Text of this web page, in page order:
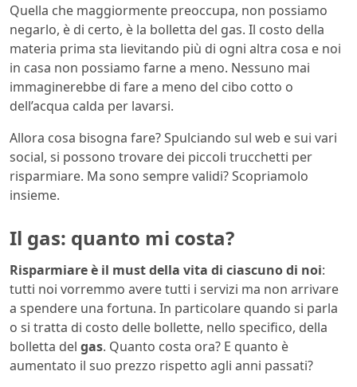
Quella che maggiormente preoccupa, non possiamo
negarlo, è di certo, è la bolletta del gas. Il costo della
materia prima sta lievitando più di ogni altra cosa e noi
in casa non possiamo farne a meno. Nessuno mai
immaginerebbe di fare a meno del cibo cotto o
dell’acqua calda per lavarsi.
Allora cosa bisogna fare? Spulciando sul web e sui vari
social, si possono trovare dei piccoli trucchetti per
risparmiare. Ma sono sempre validi? Scopriamolo
insieme.
Il gas: quanto mi costa?
Risparmiare è il must della vita di ciascuno di noi:
tutti noi vorremmo avere tutti i servizi ma non arrivare
a spendere una fortuna. In particolare quando si parla
o si tratta di costo delle bollette, nello specifico, della
bolletta del gas. Quanto costa ora? E quanto è
aumentato il suo prezzo rispetto agli anni passati?